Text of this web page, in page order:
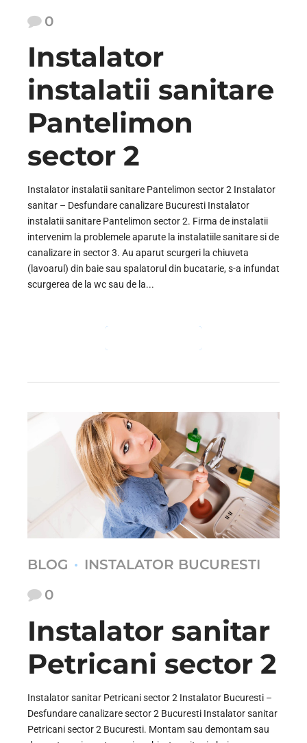
0
Instalator
instalatii sanitare
Pantelimon
sector 2
Instalator instalatii sanitare Pantelimon sector 2 Instalator
sanitar – Desfundare canalizare Bucuresti Instalator
instalatii sanitare Pantelimon sector 2. Firma de instalatii
intervenim la problemele aparute la instalatiile sanitare si de
canalizare in sector 3. Au aparut scurgeri la chiuveta
(lavoarul) din baie sau spalatorul din bucatarie, s-a infundat
scurgerea de la wc sau de la...
BLOG
INSTALATOR BUCURESTI
0
Instalator sanitar
Petricani sector 2
Instalator sanitar Petricani sector 2 Instalator Bucuresti –
Desfundare canalizare sector 2 Bucuresti Instalator sanitar
Petricani sector 2 Bucuresti. Montam sau demontam sau